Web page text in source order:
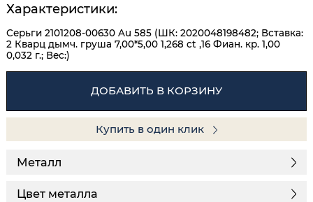
Характеристики:
Серьги 2101208-00630 Au 585 (ШК: 2020048198482; Вставка:
2 Кварц дымч. груша 7,00*5,00 1,268 ct ,16 Фиан. кр. 1,00
0,032 г.; Вес:)
ДОБАВИТЬ В КОРЗИНУ
Купить в один клик
Металл
Цвет металла